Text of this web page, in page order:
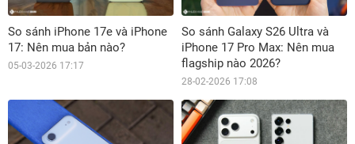
So sánh iPhone 17e và iPhone
17: Nên mua bản nào?
05-03-2026 17:17
So sánh Galaxy S26 Ultra và
iPhone 17 Pro Max: Nên mua
flagship nào 2026?
28-02-2026 17:08